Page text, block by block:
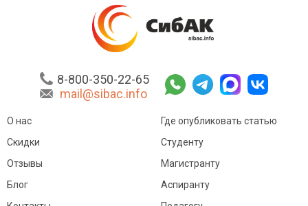
8-800-350-22-65
mail@sibac.info
О нас
Скидки
Отзывы
Блог
Где опубликовать статью
Студенту
Магистранту
Аспиранту